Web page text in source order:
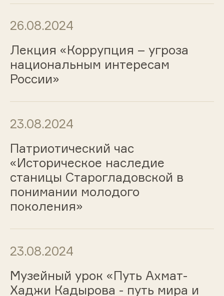
26.08.2024
Лекция «Коррупция – угроза
национальным интересам
России»
23.08.2024
Патриотический час
«Историческое наследие
станицы Старогладовской в
понимании молодого
поколения»
23.08.2024
Музейный урок «Путь Ахмат-
Хаджи Кадырова - путь мира и